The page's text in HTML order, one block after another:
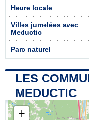
Heure locale
Villes jumelées avec
Meductic
Parc naturel
LES
MEDUCTIC
+